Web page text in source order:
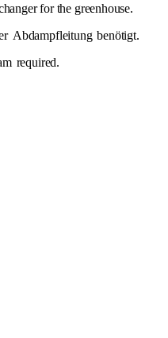
for the greenhouse.
Abdampfleitung benötigt.
required.